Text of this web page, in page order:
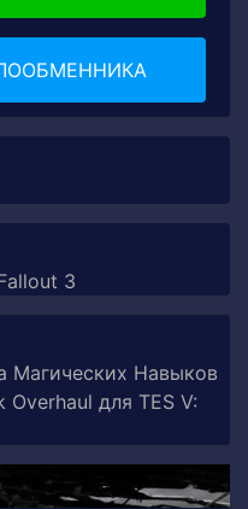
3
Магических Навыков
для TES V: